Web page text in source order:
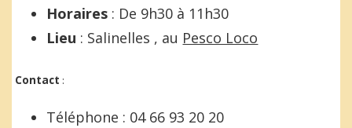
Horaires : De 9h30 à 11h30
Lieu : Salinelles , au Pesco Loco
Contact :
Téléphone : 04 66 93 20 20